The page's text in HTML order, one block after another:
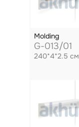
Molding
G-013/01
240*4*2.5 см